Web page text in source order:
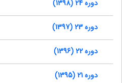
دوره 24 (1398)
دوره 23 (1397)
دوره 22 (1396)
دوره 21 (1395)